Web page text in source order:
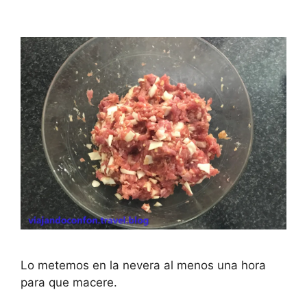
Lo metemos en la nevera al menos una hora
para que macere.